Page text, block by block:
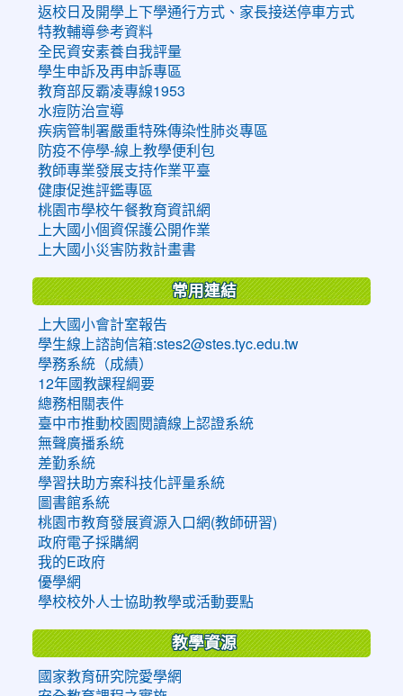
返校日及開學上下學通行方式、家長接送停車方式
特教輔導參考資料
全民資安素養自我評量
學生申訴及再申訴專區
教育部反霸凌專線1953
水痘防治宣導
疾病管制署嚴重特殊傳染性肺炎專區
防疫不停學-線上教學便利包
教師專業發展支持作業平臺
健康促進評鑑專區
桃園市學校午餐教育資訊網
上大國小個資保護公開作業
上大國小災害防救計畫書
常用連結
上大國小會計室報告
學生線上諮詢信箱:stes2@stes.tyc.edu.tw
學務系統（成績）
12年國教課程綱要
總務相關表件
臺中市推動校園閱讀線上認證系統
無聲廣播系統
差勤系統
學習扶助方案科技化評量系統
圖書館系統
桃園市教育發展資源入口網(教師研習)
政府電子採購網
我的E政府
優學網
學校校外人士協助教學或活動要點
教學資源
國家教育研究院愛學網